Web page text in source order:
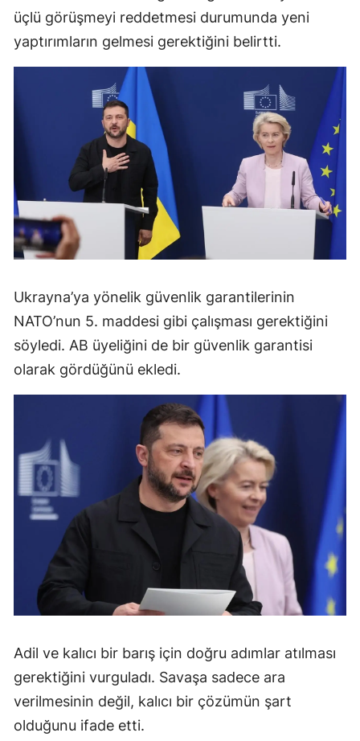
üçlü görüşmeyi reddetmesi durumunda yeni
yaptırımların gelmesi gerektiğini belirtti.
Ukrayna’ya yönelik güvenlik garantilerinin
NATO’nun 5. maddesi gibi çalışması gerektiğini
söyledi. AB üyeliğini de bir güvenlik garantisi
olarak gördüğünü ekledi.
Adil ve kalıcı bir barış için doğru adımlar atılması
gerektiğini vurguladı. Savaşa sadece ara
verilmesinin değil, kalıcı bir çözümün şart
olduğunu ifade etti.